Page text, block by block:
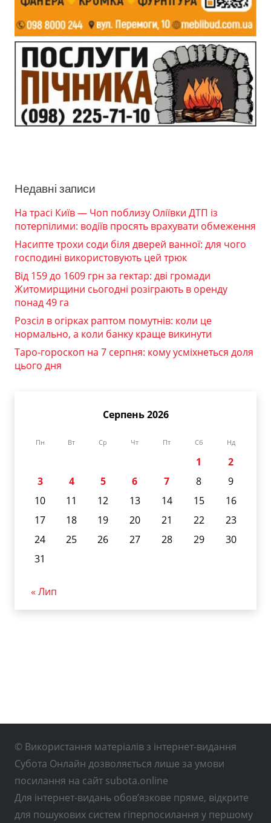
Недавні записи
На трасі Київ — Чоп поблизу Оліївки ДТП із
потерпілими: водіїв просять врахувати обмеження
Насипте трохи соди біля дверей ванної: для чого
господині використовують цей трюк
Від 159 до 1609 грн за гектар: дві громади
Житомирщини сьогодні розіграють в оренду
понад 49 га
Розсіл в огірках раптом помутнів: коли це
нормально, а коли банку краще викинути
Таро-гороскоп на 7 серпня: кому усміхнеться доля
цього дня
Серпень 2026
Пн Вт Ср Чт Пт Сб Нд
1
2
3
4 5 6 7 8
9
10
11 12 13 14 15
16
17
18 19 20 21 22
23
24
25 26 27 28 29
30
31
« Лип
© Використання матеріалів з інтернет-видання
Субота Онлайн дозволяється лише за умови
посилання на сайт subota.online
Для інтернет-видань обов’язкове пряме, відкрите
для пошукових систем гіперпосилання у першому